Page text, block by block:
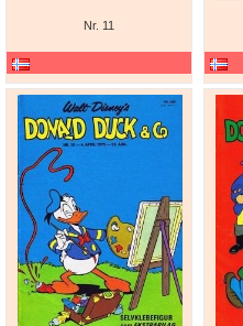
Nr. 11